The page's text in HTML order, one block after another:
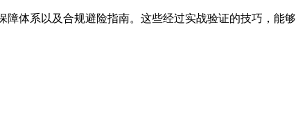
体系以及合规避险指南。这些经过实战验证的技巧，能够